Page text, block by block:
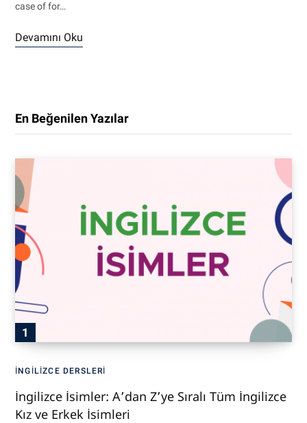
case of for…
Devamını Oku
En Beğenilen Yazılar
İNGILIZCE DERSLERI
İngilizce İsimler: A’dan Z’ye Sıralı Tüm İngilizce
Kız ve Erkek İsimleri